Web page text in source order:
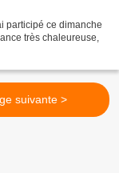
participé ce dimanche
très chaleureuse,
suivante >